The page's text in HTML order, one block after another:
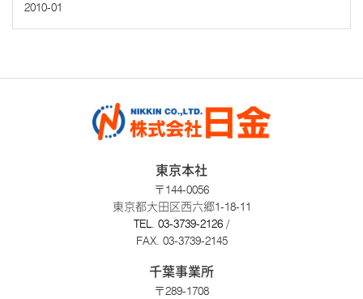
2010-01
東京本社
〒144-0056
東京都大田区西六郷1-18-11
TEL. 03-3739-2126 /
FAX. 03-3739-2145
千葉事業所
〒289-1708